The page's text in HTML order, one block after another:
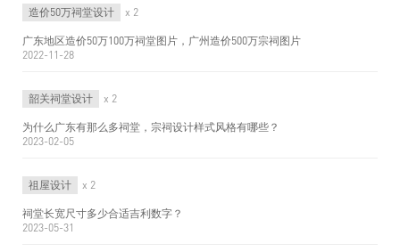
造价50万祠堂设计 x 2
广东地区造价50万100万祠堂图片，广州造价500万宗祠图片
2022-11-28
韶关祠堂设计 x 2
为什么广东有那么多祠堂，宗祠设计样式风格有哪些？
2023-02-05
祖屋设计 x 2
祠堂长宽尺寸多少合适吉利数字？
2023-05-31